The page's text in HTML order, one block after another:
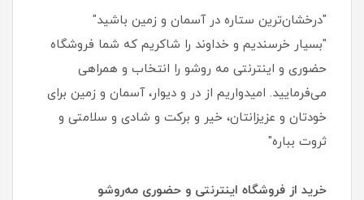
"درخشان‌ترین ستاره در آسمان و زمین باشید"
"بسیار خرسندیم و خداوند را شاکریم که شما فروشگاه
حضوری و اینترنتی مه روشو را انتخاب و همراهی
می‌فرمایید. امیدواریم از در و دیوار، آسمان و زمین برای
خودتان و عزیزانتان، خیر و برکت و شادی و سلامتی و
ثروت بباره"
خرید از فروشگاه اینترنتی و حضوری مه‌روشو